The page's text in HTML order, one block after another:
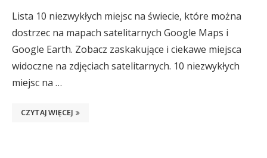
Lista 10 niezwykłych miejsc na świecie, które można
dostrzec na mapach satelitarnych Google Maps i
Google Earth. Zobacz zaskakujące i ciekawe miejsca
widoczne na zdjęciach satelitarnych. 10 niezwykłych
miejsc na …
CZYTAJ WIĘCEJ